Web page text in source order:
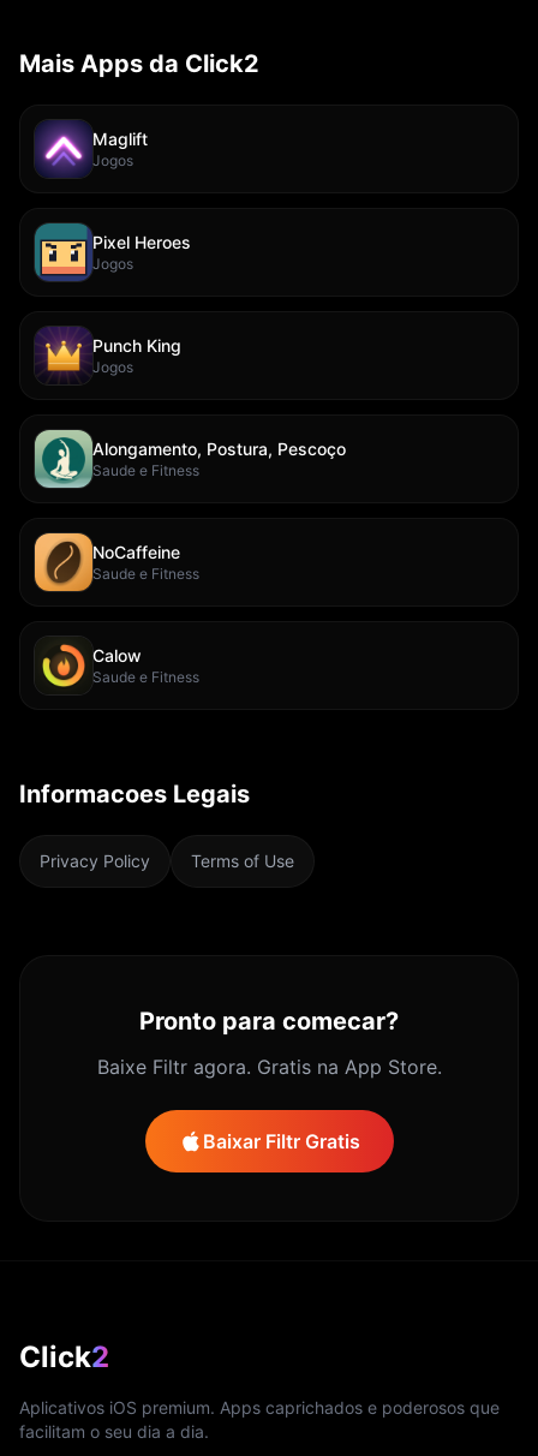
Mais Apps da Click2
Maglift
Jogos
Pixel Heroes
Jogos
Punch King
Jogos
Alongamento, Postura, Pescoço
Saude e Fitness
NoCaffeine
Saude e Fitness
Calow
Saude e Fitness
Informacoes Legais
Privacy Policy Terms of Use
Pronto para comecar?
Baixe Filtr agora. Gratis na App Store.
Baixar Filtr Gratis
Click2
Aplicativos iOS premium. Apps caprichados e poderosos que
facilitam o seu dia a dia.